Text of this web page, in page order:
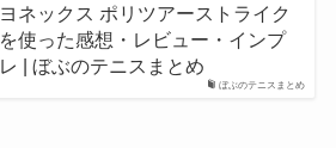
ぼぶのテニスまとめ
ヨネックス ポリツアーストライク
を使った感想・レビュー・インプ
レ | ぼぶのテニスまとめ